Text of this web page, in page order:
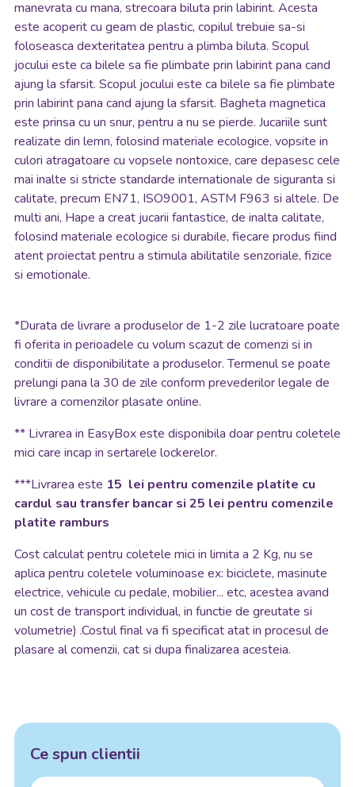
manevrata cu mana, strecoara biluta prin labirint. Acesta
este acoperit cu geam de plastic, copilul trebuie sa-si
foloseasca dexteritatea pentru a plimba biluta. Scopul
jocului este ca bilele sa fie plimbate prin labirint pana cand
ajung la sfarsit. Scopul jocului este ca bilele sa fie plimbate
prin labirint pana cand ajung la sfarsit. Bagheta magnetica
este prinsa cu un snur, pentru a nu se pierde. Jucariile sunt
realizate din lemn, folosind materiale ecologice, vopsite in
culori atragatoare cu vopsele nontoxice, care depasesc cele
mai inalte si stricte standarde internationale de siguranta si
calitate, precum EN71, ISO9001, ASTM F963 si altele. De
multi ani, Hape a creat jucarii fantastice, de inalta calitate,
folosind materiale ecologice si durabile, fiecare produs fiind
atent proiectat pentru a stimula abilitatile senzoriale, fizice
si emotionale.
*Durata de livrare a produselor de 1-2 zile lucratoare poate
fi oferita in perioadele cu volum scazut de comenzi si in
conditii de disponibilitate a produselor. Termenul se poate
prelungi pana la 30 de zile conform prevederilor legale de
livrare a comenzilor plasate online.
** Livrarea in EasyBox este disponibila doar pentru coletele
mici care incap in sertarele lockerelor.
***Livrarea este 15 lei pentru comenzile platite cu
cardul sau transfer bancar si 25 lei pentru comenzile
platite ramburs
Cost calculat pentru coletele mici in limita a 2 Kg, nu se
aplica pentru coletele voluminoase ex: biciclete, masinute
electrice, vehicule cu pedale, mobilier... etc, acestea avand
un cost de transport individual, in functie de greutate si
volumetrie) .Costul final va fi specificat atat in procesul de
plasare al comenzii, cat si dupa finalizarea acesteia.
Ce spun clientii